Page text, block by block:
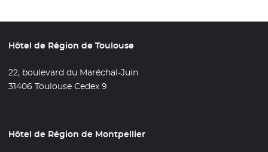
Hôtel de Région de Toulouse
22, boulevard du Maréchal-Juin
31406 Toulouse Cedex 9
Hôtel de Région de Montpellier